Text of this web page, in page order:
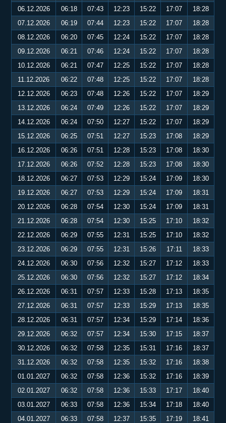
06.12.2026 06:18 07:43 12:23 15:22 17:07
18:28
07.12.2026
06:19 07:44 12:23 15:22 17:07
18:28
08.12.2026
06:20 07:45 12:24 15:22 17:07
18:28
09.12.2026
06:21 07:46 12:24 15:22 17:07
18:28
10.12.2026
06:21 07:47 12:25 15:22 17:07
18:28
11.12.2026
06:22 07:48 12:25 15:22 17:07
18:28
12.12.2026
06:23 07:48 12:26 15:22 17:07
18:29
13.12.2026
06:24 07:49 12:26 15:22 17:07
18:29
14.12.2026
06:24 07:50 12:27 15:22 17:07
18:29
15.12.2026
06:25 07:51 12:27 15:23 17:08
18:29
16.12.2026
06:26 07:51 12:28 15:23 17:08
18:30
17.12.2026
06:26 07:52 12:28 15:23 17:08
18:30
18.12.2026
06:27 07:53 12:29 15:24 17:09
18:30
19.12.2026
06:27 07:53 12:29 15:24 17:09
18:31
20.12.2026
06:28 07:54 12:30 15:24 17:09
18:31
21.12.2026
06:28 07:54 12:30 15:25 17:10
18:32
22.12.2026
06:29 07:55 12:31 15:25 17:10
18:32
23.12.2026
06:29 07:55 12:31 15:26 17:11
18:33
24.12.2026
06:30 07:56 12:32 15:27 17:12
18:33
25.12.2026
06:30 07:56 12:32 15:27 17:12
18:34
26.12.2026
06:31 07:57 12:33 15:28 17:13
18:35
27.12.2026
06:31 07:57 12:33 15:29 17:13
18:35
28.12.2026
06:31 07:57 12:34 15:29 17:14
18:36
29.12.2026
06:32 07:57 12:34 15:30 17:15
18:37
30.12.2026
06:32 07:58 12:35 15:31 17:16
18:37
31.12.2026
06:32 07:58 12:35 15:32 17:16
18:38
01.01.2027
06:32 07:58 12:36 15:32 17:16
18:39
02.01.2027
06:32 07:58 12:36 15:33 17:17
18:40
03.01.2027
06:33 07:58 12:36 15:34 17:18
18:40
04.01.2027
06:33 07:58 12:37 15:35 17:19
18:41